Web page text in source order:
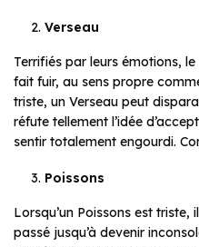
Verseau
Terrifiés par leurs émotions,
fait fuir, au sens propre
triste, un Verseau peut
réfute tellement l’idée
sentir totalement engourdi.
Poissons
Lorsqu’un Poissons est
passé jusqu’à devenir